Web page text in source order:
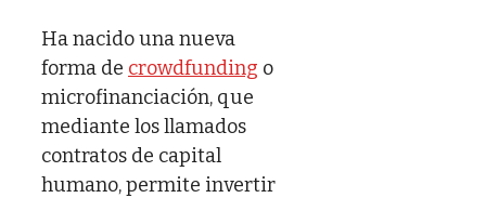
Ha nacido una nueva
forma de crowdfunding o
microfinanciación, que
mediante los llamados
contratos de capital
humano, permite invertir